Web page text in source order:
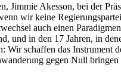
Jimmie Akesson, bei der
wir keine
auch einen
und in den 17 Jahren, in
schaffen das Instrument
gegen Null